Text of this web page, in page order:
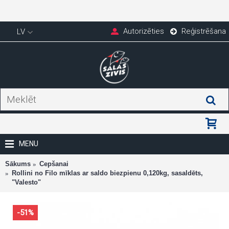
LV Autorizēties Reģistrēšana
MENU
Sākums
Cepšanai
Rollini no Filo mīklas ar saldo biezpienu 0,120kg, sasaldēts,
"Valesto"
-51%